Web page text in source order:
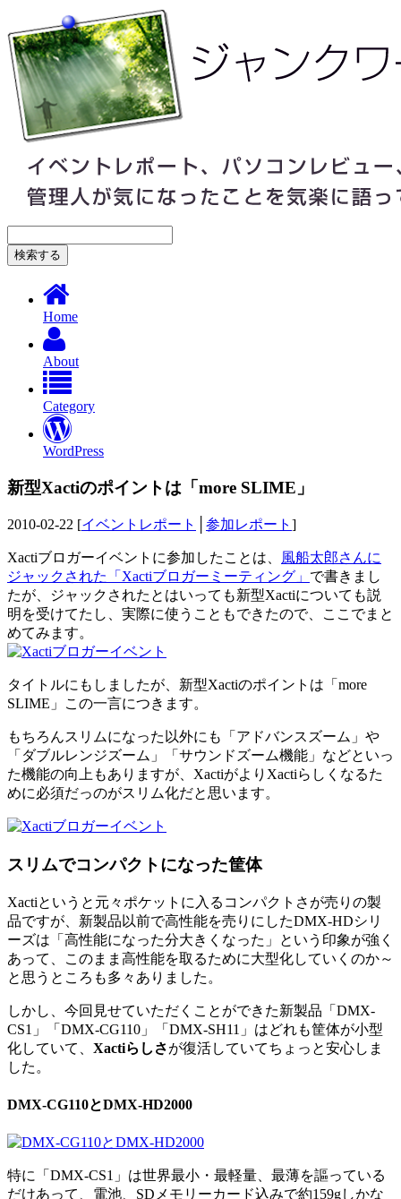
Home
About
Category
WordPress
新型Xactiのポイントは「more SLIME」
2010-02-22 [イベントレポート 参加レポート ]
Xactiブロガーイベントに参加したことは、 風船太郎さんに
ジャックされた「Xactiブロガーミーティング」 で書きまし
たが、ジャックされたとはいっても新型Xactiについても説
明を受けてたし、実際に使うこともできたので、ここでまと
めてみます。
タイトルにもしましたが、新型Xactiのポイントは「more
SLIME」この一言につきます。
もちろんスリムになった以外にも「アドバンスズーム」や
「ダブルレンジズーム」「サウンドズーム機能」などといっ
た機能の向上もありますが、XactiがよりXactiらしくなるた
めに必須だっのがスリム化だと思います。
スリムでコンパクトになった筐体
Xactiというと元々ポケットに入るコンパクトさが売りの製
品ですが、新製品以前で高性能を売りにしたDMX-HDシリ
ーズは「高性能になった分大きくなった」という印象が強く
あって、このまま高性能を取るために大型化していくのか～
と思うところも多々ありました。
しかし、今回見せていただくことができた新製品「DMX-
CS1」「DMX-CG110」「DMX-SH11」はどれも筐体が小型
化していて、 Xactiらしさが復活していてちょっと安心しま
した。
DMX-CG110とDMX-HD2000
特に「DMX-CS1」は世界最小・最軽量、最薄を謳っている
だけあって、電池、SDメモリーカード込みで約159gしかな